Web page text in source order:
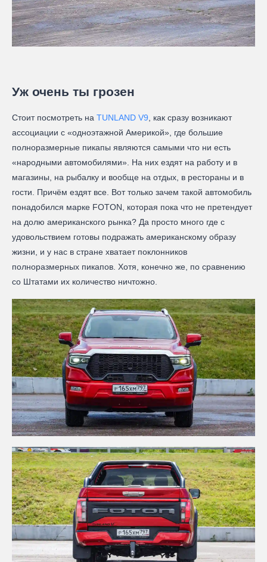
Уж очень ты грозен
Стоит посмотреть на TUNLAND V9, как сразу возникают
ассоциации с «одноэтажной Америкой», где большие
полноразмерные пикапы являются самыми что ни есть
«народными автомобилями». На них ездят на работу и в
магазины, на рыбалку и вообще на отдых, в рестораны и в
гости. Причём ездят все. Вот только зачем такой автомобиль
понадобился марке FOTON, которая пока что не претендует
на долю американского рынка? Да просто много где с
удовольствием готовы подражать американскому образу
жизни, и у нас в стране хватает поклонников
полноразмерных пикапов. Хотя, конечно же, по сравнению
со Штатами их количество ничтожно.